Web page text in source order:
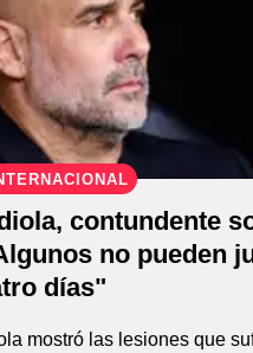
contundente
no pueden
días"